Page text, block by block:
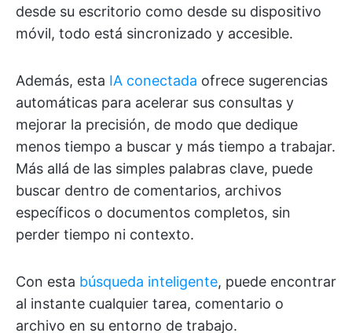
desde su escritorio como desde su dispositivo
móvil, todo está sincronizado y accesible.
Además, esta IA conectada ofrece sugerencias
automáticas para acelerar sus consultas y
mejorar la precisión, de modo que dedique
menos tiempo a buscar y más tiempo a trabajar.
Más allá de las simples palabras clave, puede
buscar dentro de comentarios, archivos
específicos o documentos completos, sin
perder tiempo ni contexto.
Con esta búsqueda inteligente, puede encontrar
al instante cualquier tarea, comentario o
archivo en su entorno de trabajo.